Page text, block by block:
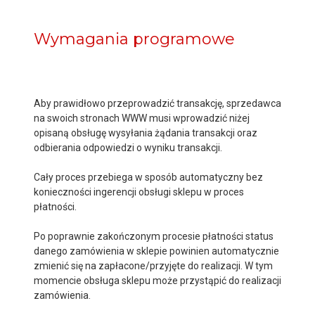
Wymagania programowe
Aby prawidłowo przeprowadzić transakcję, sprzedawca
na swoich stronach WWW musi wprowadzić niżej
opisaną obsługę wysyłania żądania transakcji oraz
odbierania odpowiedzi o wyniku transakcji.
Cały proces przebiega w sposób automatyczny bez
konieczności ingerencji obsługi sklepu w proces
płatności.
Po poprawnie zakończonym procesie płatności status
danego zamówienia w sklepie powinien automatycznie
zmienić się na zapłacone/przyjęte do realizacji. W tym
momencie obsługa sklepu może przystąpić do realizacji
zamówienia.